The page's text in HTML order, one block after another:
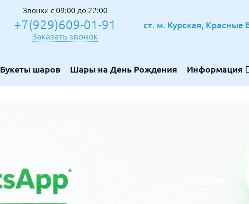
Звонки с 09:00 до 22:00
+7(929)609-01-91
Заказать звонок
ст. м. Курская, Красные
Букеты шаров Шары на День Рождения Информация